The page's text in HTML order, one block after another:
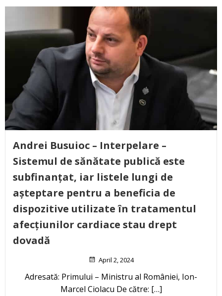
Andrei Busuioc – Interpelare –
Sistemul de sănătate publică este
subfinanțat, iar listele lungi de
așteptare pentru a beneficia de
dispozitive utilizate în tratamentul
afecțiunilor cardiace stau drept
dovadă
April 2, 2024
Adresată: Primului – Ministru al României, Ion-
Marcel Ciolacu De către: […]